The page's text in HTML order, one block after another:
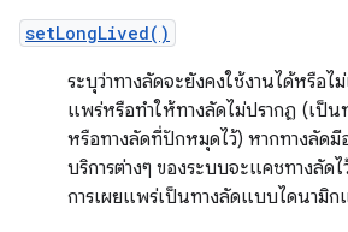
setLongLived()
ระบุว่าทางลัดจะยังคงใช้งานได้หรือไ
แพร่หรือทำให้ทางลัดไม่ปรากฏ (เป็
หรือทางลัดที่ปักหมุดไว้) หากทางลัดมี
บริการต่างๆ ของระบบจะแคชทางลัด
การเผยแพร่เป็นทางลัดแบบไดนามิก